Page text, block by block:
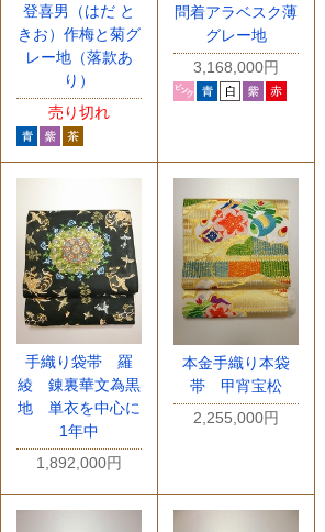
登喜男（はだ と
きお）作梅と菊グ
レー地（落款あ
り）
売り切れ
問着アラベスク薄
グレー地
3,168,000円
手織り袋帯 羅
綾 錬裏華文為黒
地 単衣を中心に
1年中
1,892,000円
本金手織り本袋
帯 甲宵宝松
2,255,000円